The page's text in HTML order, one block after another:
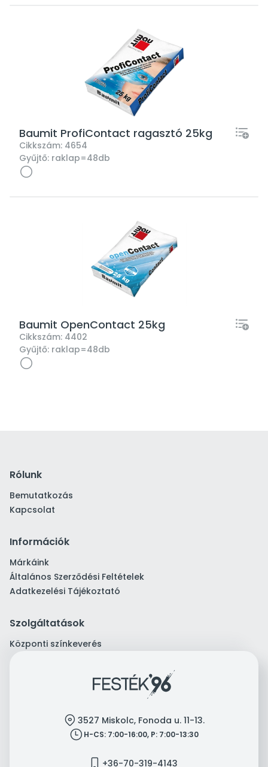
Baumit ProfiContact ragasztó 25kg
Cikkszám: 4654
Gyűjtő: raklap=48db
Baumit OpenContact 25kg
Cikkszám: 4402
Gyűjtő: raklap=48db
Rólunk
Bemutatkozás
Kapcsolat
Információk
Márkáink
Általános Szerződési Feltételek
Adatkezelési Tájékoztató
Szolgáltatások
Központi színkeverés
location 3527 Miskolc, Fonoda u. 11-13.
clock H-CS: 7:00-16:00, P: 7:00-13:30
mobile +36-70-319-4143